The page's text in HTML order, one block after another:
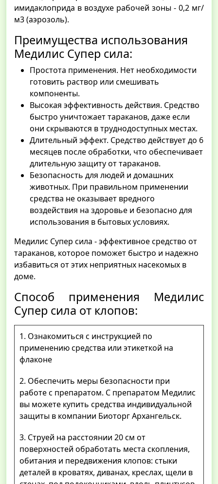
имидаклоприда в воздухе рабочей зоны - 0,2 мг/
м3 (аэрозоль).
Преимущества использования
Медилис Супер сила:
Простота применения. Нет необходимости
готовить раствор или смешивать
компоненты.
Высокая эффективность действия. Средство
быстро уничтожает тараканов, даже если
они скрываются в труднодоступных местах.
Длительный эффект. Средство действует до 6
месяцев после обработки, что обеспечивает
длительную защиту от тараканов.
Безопасность для людей и домашних
животных. При правильном применении
средства не оказывает вредного
воздействия на здоровье и безопасно для
использования в бытовых условиях.
Медилис Супер сила - эффективное средство от
тараканов, которое поможет быстро и надежно
избавиться от этих неприятных насекомых в
доме.
Способ применения Медилис
Супер сила от клопов:
1. Ознакомиться с инструкцией по
применению средства или этикеткой на
флаконе
2. Обеспечить меры безопасности при
работе с препаратом. С препаратом Медилис
вы можете купить средства индивидуальной
защиты в компании Биоторг Архангельск.
3. Струей на расстоянии 20 см от
поверхностей обработать места скопления,
обитания и передвижения клопов: стыки
деталей в кроватях, диванах, креслах, щели в